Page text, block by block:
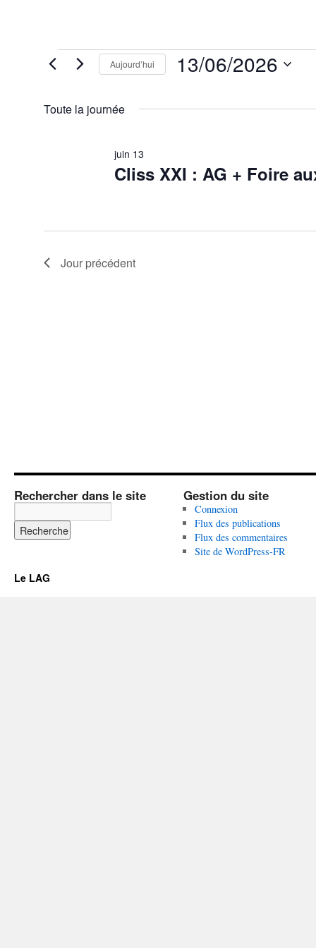
Évènements
for
2026
Aujourd’hui 13/06/2026
date.
Toute la journée
Cliss XXI : AG + Foire
juin 13
Jour précédent
Rechercher dans le site Gestion du site
Connexion
Flux des publications
Flux des commentaires
Site de WordPress-FR
Le LAG